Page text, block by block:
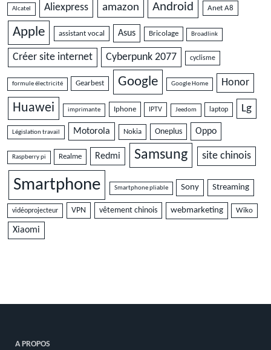
Alcatel Aliexpress amazon Android Anet A8
Apple assistant vocal Asus Bricolage Broadlink
Créer site internet Cyberpunk 2077 cyclisme
formule électricité Gearbest Google Google Home Honor
Huawei imprimante Iphone IPTV Jeedom laptop Lg
Législation travail Motorola Nokia Oneplus Oppo
Raspberry pi Realme Redmi Samsung site chinois
Smartphone Smartphone pliable Sony Streaming
vidéoprojecteur VPN vêtement chinois webmarketing Wiko
Xiaomi
A PROPOS